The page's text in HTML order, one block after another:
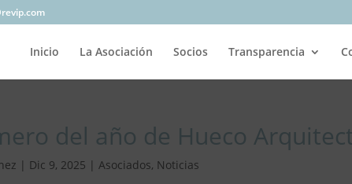
Inicio La Asociación Socios Transparencia
del año de Hueco
| Dic 9, 2025 |Asociados, Noticias